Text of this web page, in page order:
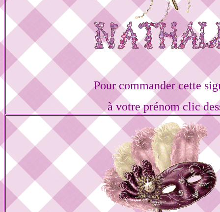
Pour commander cette
à votre prénom clic